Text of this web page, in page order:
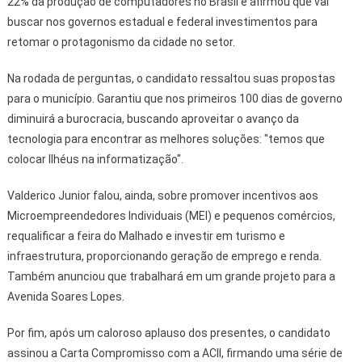
buscar nos governos estadual e federal investimentos para
retomar o protagonismo da cidade no setor.
Na rodada de perguntas, o candidato ressaltou suas propostas
para o município. Garantiu que nos primeiros 100 dias de governo
diminuirá a burocracia, buscando aproveitar o avanço da
tecnologia para encontrar as melhores soluções: "temos que
colocar Ilhéus na informatização".
Valderico Junior falou, ainda, sobre promover incentivos aos
Microempreendedores Individuais (MEI) e pequenos comércios,
requalificar a feira do Malhado e investir em turismo e
infraestrutura, proporcionando geração de emprego e renda.
Também anunciou que trabalhará em um grande projeto para a
Avenida Soares Lopes.
Por fim, após um caloroso aplauso dos presentes, o candidato
assinou a Carta Compromisso com a ACII, firmando uma série de